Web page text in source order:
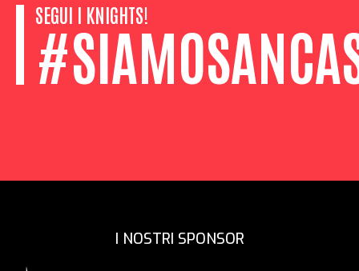
SEGUI I KNIGHTS!
I NOSTRI SPONSOR